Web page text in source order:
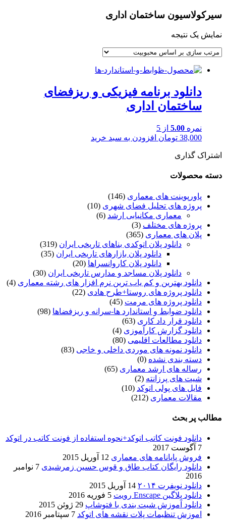
سیرکولاسیون ساختمان اداری
نمایش یک نتیجه
دانلود برنامه فیزیکی و ریزفضای
ساختمان اداری
نمره 5.00 از 5
38,000 تومان افزودن به سبد خرید
اشتراک گذاری
دسته محصولات
پاورپوینت های معماری (146)
پروژه های تحلیل فضای شهری (10)
معماری مکانیابی ارشد (6)
پروژه های مختلف (3)
پلان های معماری (365)
دانلود پلان اتوکدی بناهای تاریخی ایران (319)
دانلود پلان بازارهای تاریخی ایران (35)
دانلود پلان کاروانسراها (20)
دانلود پلان مساجد و مدارس تاریخی ایران (30)
دانلود بهترین و کم یاب ترین نرم افزار های رشته معماری (4)
دانلود پروژه های روستا+طرح هادی (22)
دانلود پروژه های مرمت (45)
دانلود ضوابط و استاندارد ها-سرانه و ریزفضاها (98)
دانلود قرار داد کاری (63)
دانلود گزارش کارآموزی (4)
دانلود مطالعات اقلیمی (80)
دانلود نمونه های موردی داخلی و خاجی (83)
دسته بندی نشده (0)
رساله های ارشد معماری (65)
شیت های پرزانته (2)
فایل های پولی اتوکد (10)
مقالات معماری (212)
مطالب پر بحث
دانلود فونت کاتب اتوکد+نحوه استفاده از فونت کاتب در اتوکد
7 آگوست 2017
فروش پایانامه های معماری 12 آوریل 2015
دانلود رایگان کتاب طاق و قوس حسین زمرشیدی
7 نوامبر
2016
دانلود نویفرت ۲۰۱۴
14 آوریل 2015
دانلود پلاگین Enscape رویت
5 فوریه 2016
دانلود آموزش شیت بندی با فتوشاپ 29 ژوئن 2015
اموزش تنظیمات پلات نقشه های اتوکد 7 سپتامبر 2016